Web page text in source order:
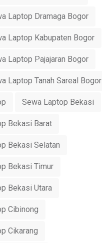
Laptop Dramaga Bogor
Laptop Kabupaten Bogor
Laptop Pajajaran Bogor
Laptop Tanah Sareal Bogor
Sewa Laptop Bekasi
Bekasi Barat
Bekasi Selatan
Bekasi Timur
Bekasi Utara
Cibinong
Cikarang